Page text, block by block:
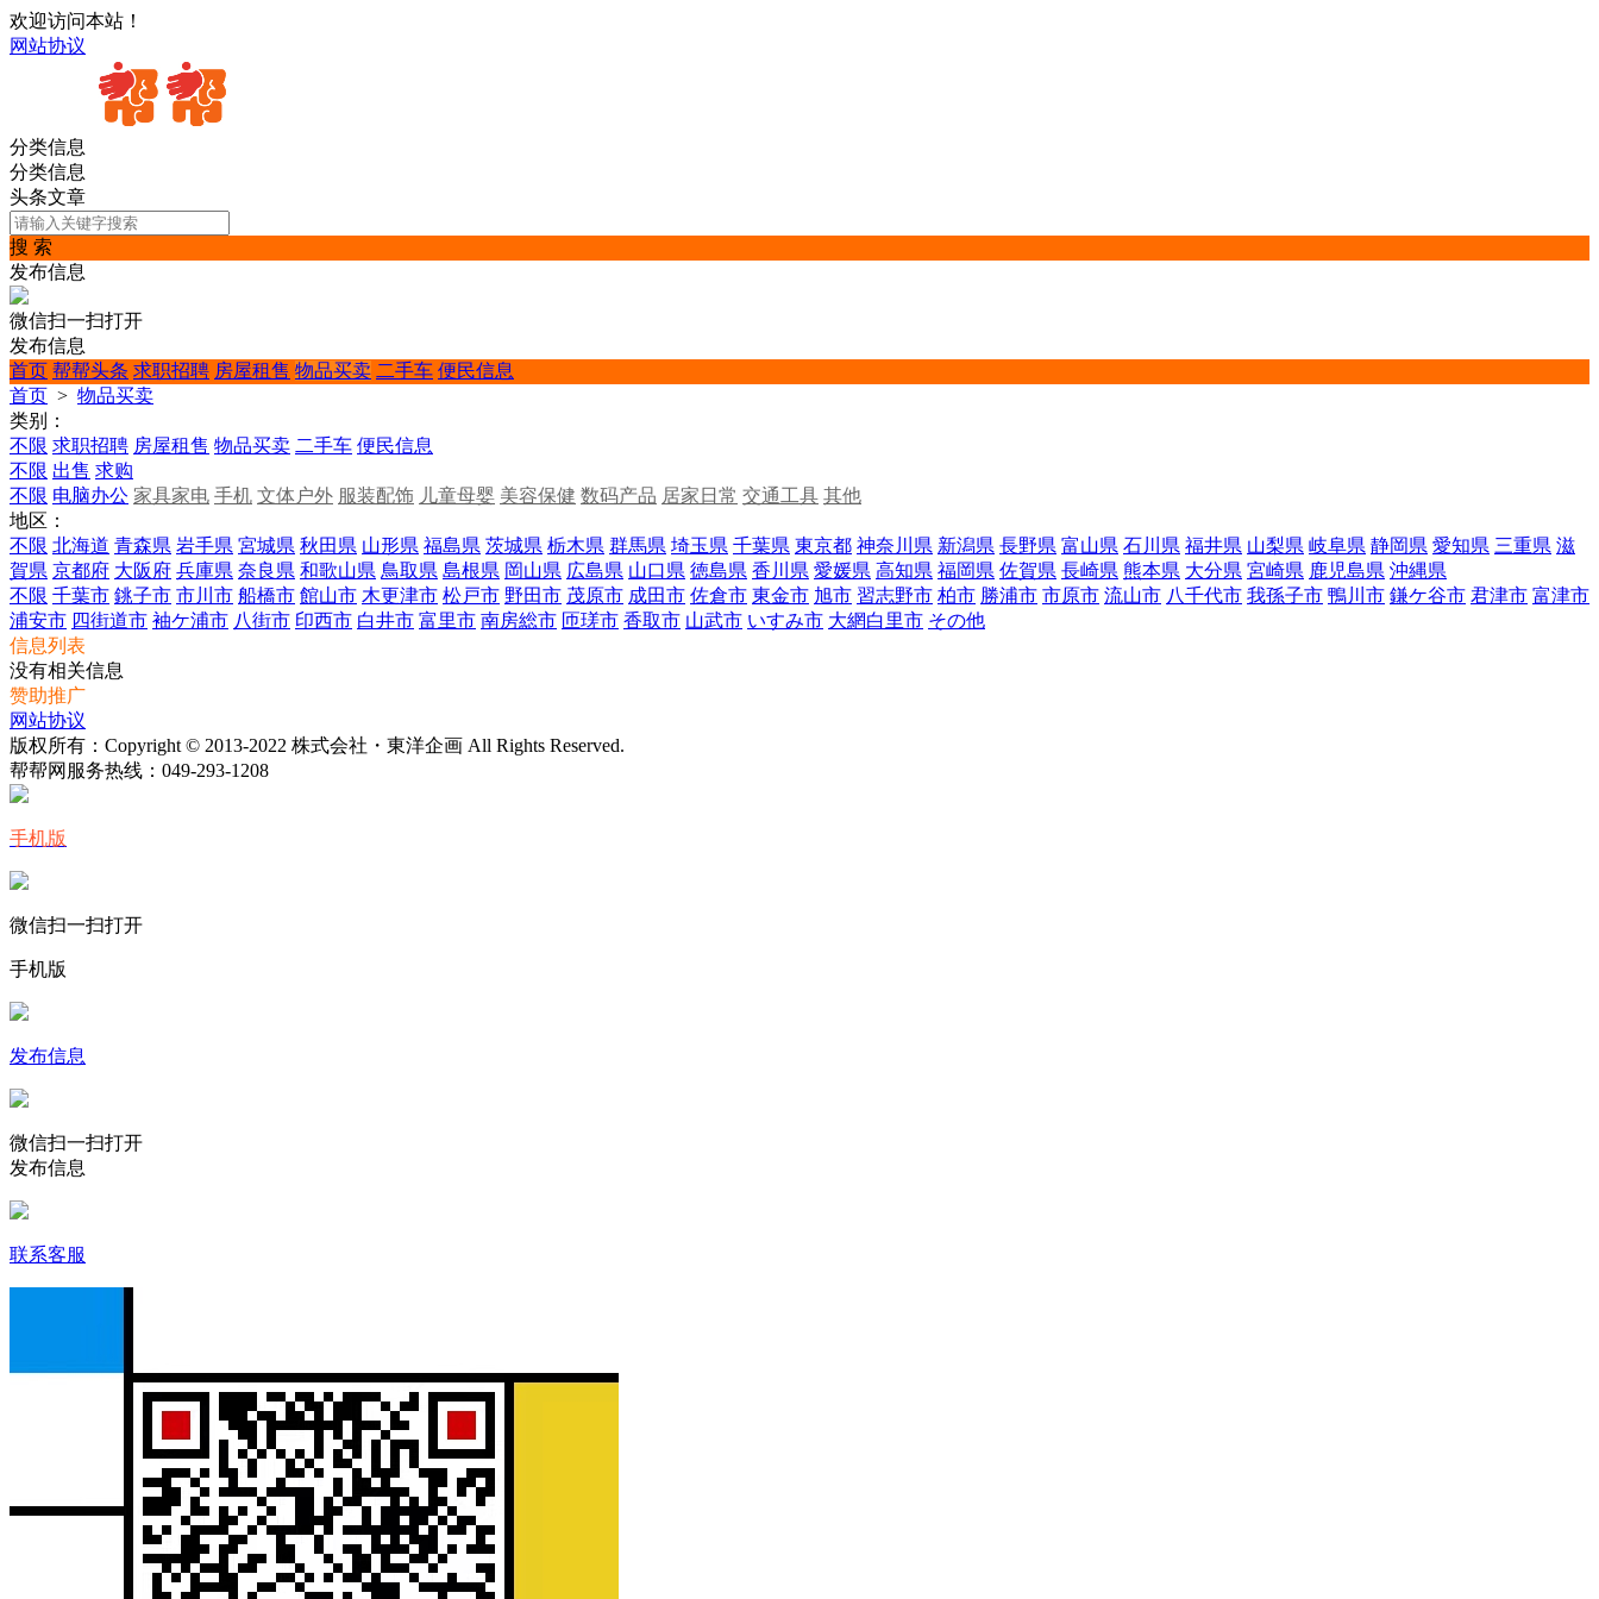
欢迎访问本站！
网站协议
分类信息
分类信息
头条文章
搜 索
发布信息
微信扫一扫打开
发布信息
首页 帮帮头条 求职招聘 房屋租售 物品买卖 二手车 便民信息
首页 > 物品买卖
类别：
不限 求职招聘 房屋租售 物品买卖 二手车 便民信息
不限 出售 求购
不限 电脑办公 家具家电 手机 文体户外 服装配饰 儿童母婴 美容保健 数码产品 居家日常 交通工具 其他
地区：
不限 北海道 青森県 岩手県 宮城県 秋田県 山形県 福島県 茨城県 栃木県 群馬県 埼玉県 千葉県 東京都 神奈川県 新潟県 長野県 富山県 石川県 福井県 山梨県 岐阜県 静岡県 愛知県 三重県 滋
賀県 京都府 大阪府 兵庫県 奈良県 和歌山県 鳥取県 島根県 岡山県 広島県 山口県 徳島県 香川県 愛媛県 高知県 福岡県 佐賀県 長崎県 熊本県 大分県 宮崎県 鹿児島県 沖縄県
不限 千葉市 銚子市 市川市 船橋市 館山市 木更津市 松戸市 野田市 茂原市 成田市 佐倉市 東金市 旭市 習志野市 柏市 勝浦市 市原市 流山市 八千代市 我孫子市 鴨川市 鎌ケ谷市 君津市 富津市
浦安市 四街道市 袖ケ浦市 八街市 印西市 白井市 富里市 南房総市 匝瑳市 香取市 山武市 いすみ市 大網白里市 その他
信息列表
没有相关信息
赞助推广
网站协议
版权所有：Copyright © 2013-2022 株式会社・東洋企画 All Rights Reserved.
帮帮网服务热线： 049-293-1208
手机版
微信扫一扫打开
手机版
发布信息
微信扫一扫打开
发布信息
联系客服